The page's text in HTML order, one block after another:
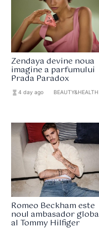
Zendaya devine noua
imagine a parfumului
Prada Paradox
hourglass_full4 day ago BEAUTY&HEALTH
Romeo Beckham este
noul ambasador
al Tommy Hilfiger